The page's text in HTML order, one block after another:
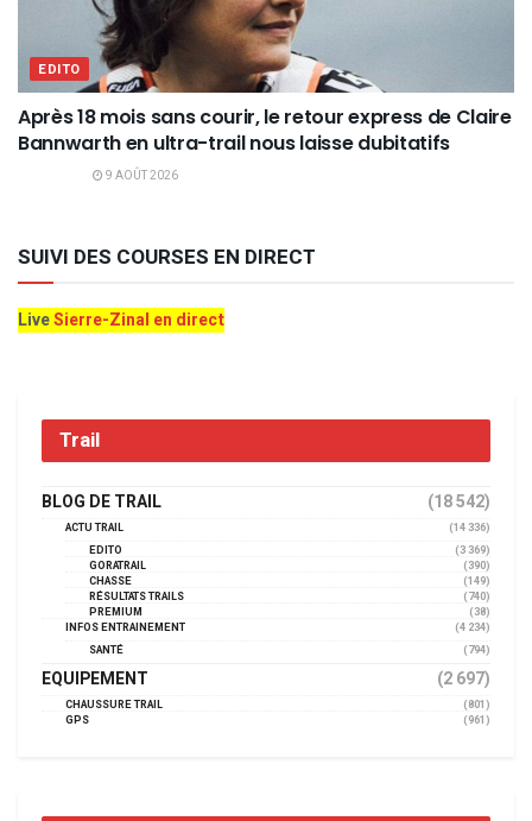
EDITO
Après 18 mois sans courir, le retour express de Claire
Bannwarth en ultra-trail nous laisse dubitatifs
9 AOÛT 2026
SUIVI DES COURSES EN DIRECT
LiveSierre-Zinal en direct
Trail
BLOG DE TRAIL (18 542)
ACTU TRAIL
(14 336)
EDITO
(3 369)
GORATRAIL
(390)
CHASSE
(149)
RÉSULTATS TRAILS
(740)
PREMIUM
(38)
INFOS ENTRAINEMENT
(4 234)
SANTÉ
(794)
EQUIPEMENT (2 697)
CHAUSSURE TRAIL
(801)
GPS
(961)